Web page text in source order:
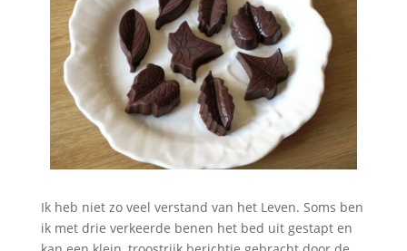
Ik heb niet zo veel verstand van het Leven. Soms ben
ik met drie verkeerde benen het bed uit gestapt en